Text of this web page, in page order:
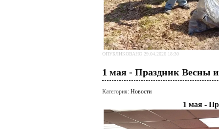
ОПУБЛИКОВАНО 29.04.2026 18:30
1 мая - Праздник Весны
Категория: Новости
1 мая -